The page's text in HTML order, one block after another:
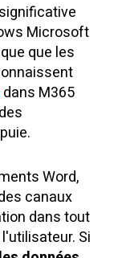
Microsoft
que les
dans M365
Word,
canaux
dans tout
Si